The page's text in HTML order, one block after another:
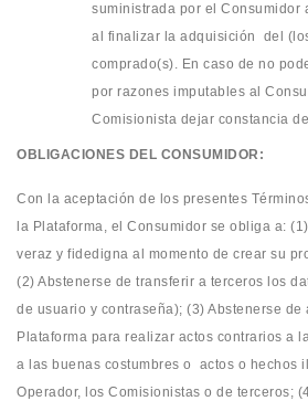
suministrada por el Consumidor
al finalizar la adquisición del
comprado(s). En caso de no
por razones imputables al
Comisionista dejar constancia
OBLIGACIONES DEL CONSUMIDOR:
Con la aceptación de los presentes
la Plataforma, el Consumidor se obliga a:
veraz y fidedigna al momento de crear su
(2) Abstenerse de transferir a terceros los
de usuario y contraseña); (3) Abstenerse de
Plataforma para realizar actos contrarios a
a las buenas costumbres o actos o hechos
Operador, los Comisionistas o de terceros;